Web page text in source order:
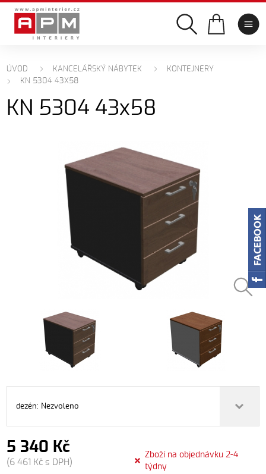
ÚVOD KANCELÁŘSKÝ NÁBYTEK
KONTEJNERY
KN 5304 43X58
KN 5304 43x58
dezén: Nezvoleno
5 340 Kč
(6 461 Kč s DPH)
Zboží na objednávku 2-4
týdny